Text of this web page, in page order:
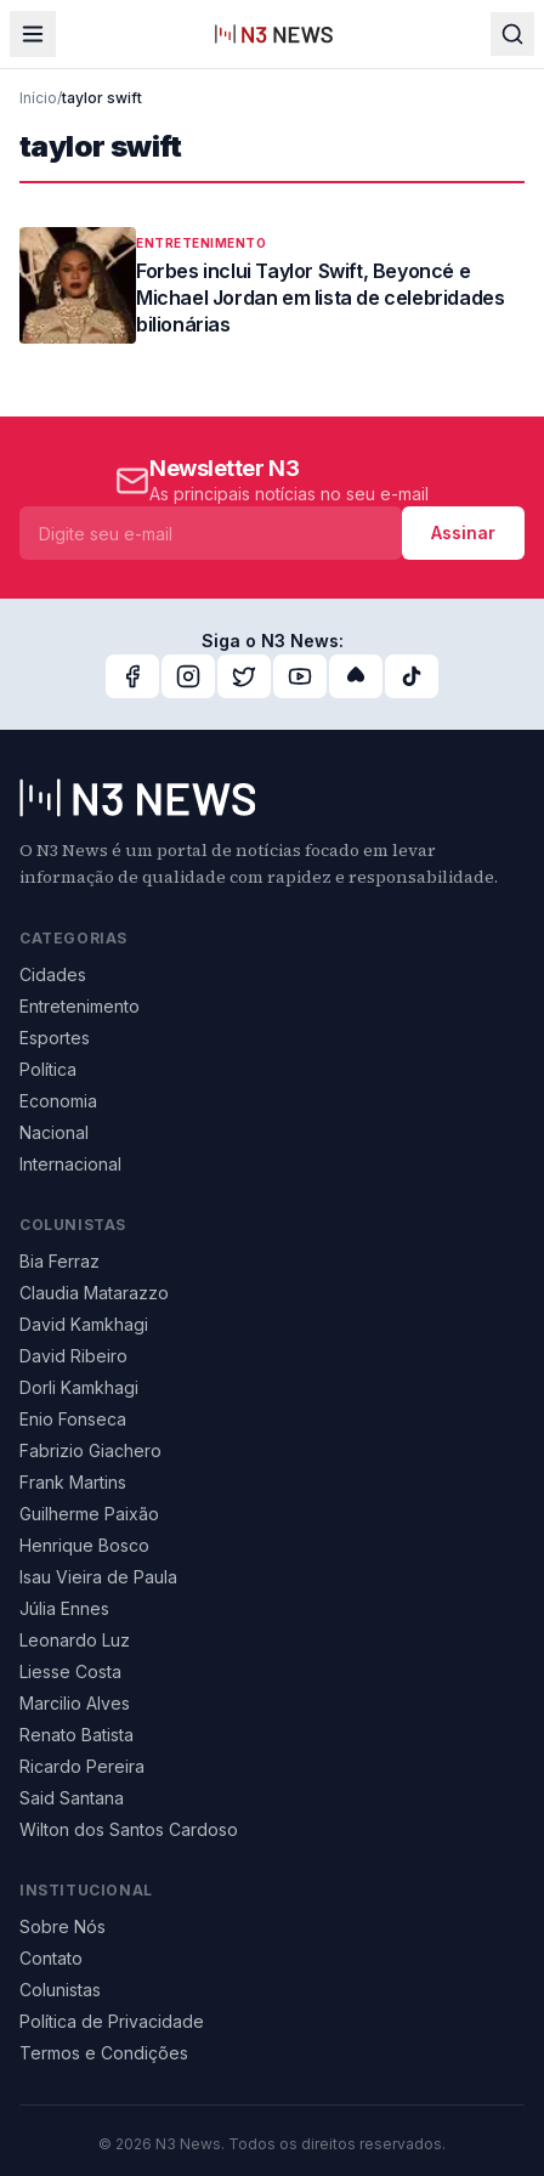
Início/taylor swift
taylor swift
ENTRETENIMENTO
Forbes inclui Taylor Swift, Beyoncé e
Michael Jordan em lista de celebridades
bilionárias
Newsletter N3
As principais notícias no seu e-mail
Assinar
Siga o N3 News:
O N3 News é um portal de notícias focado em levar
informação de qualidade com rapidez e responsabilidade.
CATEGORIAS
Cidades
Entretenimento
Esportes
Política
Economia
Nacional
Internacional
COLUNISTAS
Bia Ferraz
Claudia Matarazzo
David Kamkhagi
David Ribeiro
Dorli Kamkhagi
Enio Fonseca
Fabrizio Giachero
Frank Martins
Guilherme Paixão
Henrique Bosco
Isau Vieira de Paula
Júlia Ennes
Leonardo Luz
Liesse Costa
Marcilio Alves
Renato Batista
Ricardo Pereira
Said Santana
Wilton dos Santos Cardoso
INSTITUCIONAL
Sobre Nós
Contato
Colunistas
Política de Privacidade
Termos e Condições
© 2026 N3 News. Todos os direitos reservados.